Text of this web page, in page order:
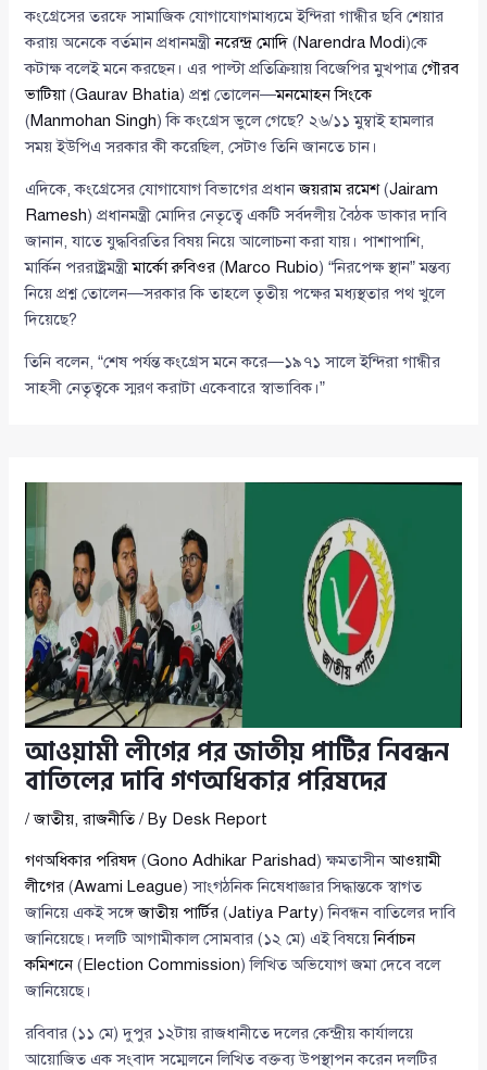
কংগ্রেসের তরফে সামাজিক যোগাযোগমাধ্যমে ইন্দিরা গান্ধীর ছবি শেয়ার
করায় অনেকে বর্তমান প্রধানমন্ত্রীনরেন্দ্র মোদি (Narendra Modi)কে
কটাক্ষ বলেই মনে করছেন। এর পাল্টা প্রতিক্রিয়ায় বিজেপির মুখপাত্রগৌরব
ভাটিয়া(Gaurav Bhatia) প্রশ্ন তোলেন—মনমোহন সিংকে
(Manmohan Singh) কি কংগ্রেস ভুলে গেছে? ২৬/১১ মুম্বাই হামলার
সময় ইউপিএ সরকার কী করেছিল, সেটাও তিনি জানতে চান।
এদিকে, কংগ্রেসের যোগাযোগ বিভাগের প্রধানজয়রাম রমেশ(Jairam
Ramesh) প্রধানমন্ত্রী মোদির নেতৃত্বে একটি সর্বদলীয় বৈঠক ডাকার দাবি
জানান, যাতে যুদ্ধবিরতির বিষয় নিয়ে আলোচনা করা যায়। পাশাপাশি,
মার্কিন পররাষ্ট্রমন্ত্রীমার্কো রুবিওর (Marco Rubio) “নিরপেক্ষ স্থান” মন্তব্য
নিয়ে প্রশ্ন তোলেন—সরকার কি তাহলে তৃতীয় পক্ষের মধ্যস্থতার পথ খুলে
দিয়েছে?
তিনি বলেন, “শেষ পর্যন্ত কংগ্রেস মনে করে—১৯৭১ সালে ইন্দিরা গান্ধীর
সাহসী নেতৃত্বকে স্মরণ করাটা একেবারে স্বাভাবিক।”
আওয়ামী লীগের পর জাতীয় পার্টির নিবন্ধন
বাতিলের দাবি গণঅধিকার পরিষদের
/জাতীয়,রাজনীতি/ By Desk Report
গণঅধিকার পরিষদ (Gono Adhikar Parishad) ক্ষমতাসীনআওয়ামী
লীগের (Awami League) সাংগঠনিক নিষেধাজ্ঞার সিদ্ধান্তকে স্বাগত
জানিয়ে একই সঙ্গেজাতীয় পার্টির (Jatiya Party) নিবন্ধন বাতিলের দাবি
জানিয়েছে। দলটি আগামীকাল সোমবার (১২ মে) এই বিষয়েনির্বাচন
কমিশনে(Election Commission) লিখিত অভিযোগ জমা দেবে বলে
জানিয়েছে।
রবিবার (১১ মে) দুপুর ১২টায় রাজধানীতে দলের কেন্দ্রীয় কার্যালয়ে
আয়োজিত এক সংবাদ সম্মেলনে লিখিত বক্তব্য উপস্থাপন করেন দলটির